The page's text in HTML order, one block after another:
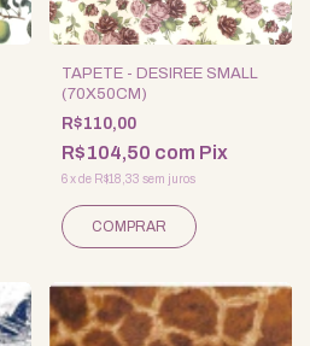
TAPETE - DESIREE SMALL
(70X50CM)
R$110,00
R$104,50 com Pix
6 xde R$18,33 sem juros